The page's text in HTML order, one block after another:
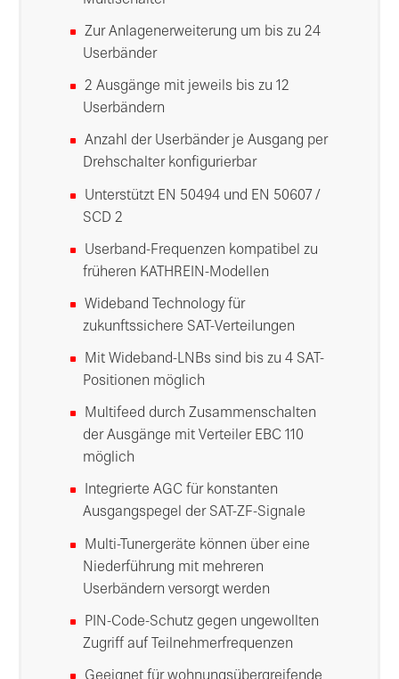
Zur Anlagenerweiterung um bis zu 24
Userbänder
2 Ausgänge mit jeweils bis zu 12
Userbändern
Anzahl der Userbänder je Ausgang per
Drehschalter konfigurierbar
Unterstützt EN 50494 und EN 50607 /
SCD 2
Userband-Frequenzen kompatibel zu
früheren KATHREIN-Modellen
Wideband Technology für
zukunftssichere SAT-Verteilungen
Mit Wideband-LNBs sind bis zu 4 SAT-
Positionen möglich
Multifeed durch Zusammenschalten
der Ausgänge mit Verteiler EBC 110
möglich
Integrierte AGC für konstanten
Ausgangspegel der SAT-ZF-Signale
Multi-Tunergeräte können über eine
Niederführung mit mehreren
Userbändern versorgt werden
PIN-Code-Schutz gegen ungewollten
Zugriff auf Teilnehmerfrequenzen